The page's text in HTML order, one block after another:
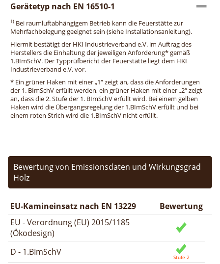
Gerätetyp nach EN 16510-1
1) Bei raumluftabhängigem Betrieb kann die Feuerstätte zur
Mehrfachbelegung geeignet sein (siehe Installationsanleitung).
Hiermit bestätigt der HKI Industrieverband e.V. im Auftrag des
Herstellers die Einhaltung der jeweiligen Anforderung* gemäß
1.BImSchV. Der Typprüfbericht der Feuerstätte liegt dem HKI
Industrieverband e.V. vor.
* Ein grüner Haken mit einer „1“ zeigt an, dass die Anforderungen
der 1. BImSchV erfüllt werden, ein grüner Haken mit einer „2“ zeigt
an, dass die 2. Stufe der 1. BImSchV erfüllt wird. Bei einem gelben
Haken wird die Übergangsregelung der 1.BImSchV erfüllt und bei
einem roten Strich wird die 1.BImSchV nicht erfüllt.
Bewertung von Emissionsdaten und Wirkungsgrad
Holz
EU-Kamineinsatz nach EN 13229
Bewertung
EU - Verordnung (EU) 2015/1185
(Ökodesign)
D - 1.BImSchV